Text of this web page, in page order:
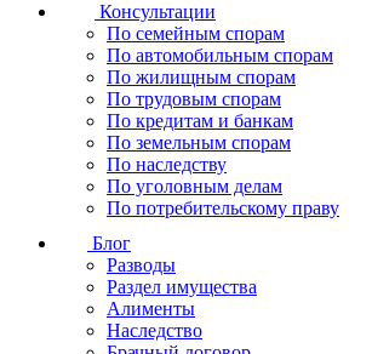
Консультации
По семейным спорам
По автомобильным спорам
По жилищным спорам
По трудовым спорам
По кредитам и банкам
По земельным спорам
По наследству
По уголовным делам
По потребительскому праву
Блог
Разводы
Раздел имущества
Алименты
Наследство